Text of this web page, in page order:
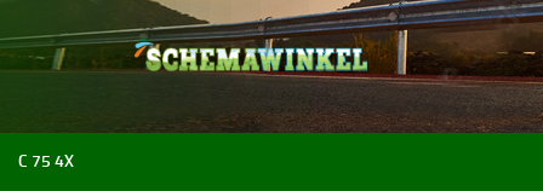
Doorgaan naar inhoud
C 75 4X